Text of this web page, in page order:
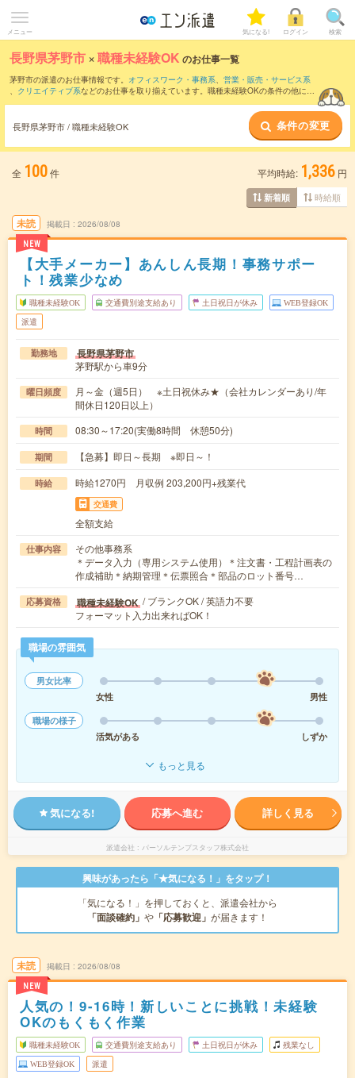
メニュー 気になる! ログイン 検索
長野県茅野市 ×職種未経験OK のお仕事一覧
茅野市の派遣のお仕事情報です。 オフィスワーク・事務系、 営業・販売・サービス系
、 クリエイティブ系などのお仕事を取り揃えています。職種未経験OKの条件の他に、
長野県茅野市 / 職種未経験OK 条件の変更
全 100件 平均時給: 1,336 円
新着順 時給順
未読
NEW
掲載日 2026/08/08
【大手メーカー】あんしん長期！事務サポー
ト！残業少なめ
職種未経験OK 交通費別途支給あり 土日祝日が休み WEB登録OK
派遣
勤務地 長野県茅野市
茅野駅から車9分
曜日頻度
月～金（週5日） ※土日祝休み★（会社カレンダーあり/年
間休日120日以上）
時間 08:30～17:20(実働8時間 休憩50分)
期間 【急募】即日～長期 ※即日～！
時給 時給1270円 月収例 203,200円+残業代
交通費
全額支給
仕事内容
その他事務系
＊データ入力（専用システム使用）＊注文書・工程計画表の
作成補助＊納期管理＊伝票照合＊部品のロット番号…
応募資格 職種未経験OK / ブランクOK / 英語力不要
フォーマット入力出来ればOK！
職場の雰囲気
男女比率
女性
男性
職場の様子
活気がある
しずか
もっと見る
気になる! 応募へ進む 詳しく見る
派遣会社 パーソルテンプスタッフ株式会社
興味があったら「★気になる！」をタップ！
「気になる！」を押しておくと、派遣会社から
「面談確約」 や 「応募歓迎」 が届きます！
未読
NEW
掲載日 2026/08/08
人気の！9-16時！新しいことに挑戦！未経験
OKのもくもく作業
職種未経験OK 交通費別途支給あり 土日祝日が休み 残業なし
WEB登録OK 派遣